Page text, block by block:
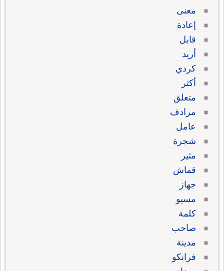
معنى
إعادة
قابل
أريد
كردي
أكثر
متعلق
مرادف
عامل
شجرة
مثير
قماش
جهاز
مسيو
كلمة
صاحب
مدينة
فرانكو